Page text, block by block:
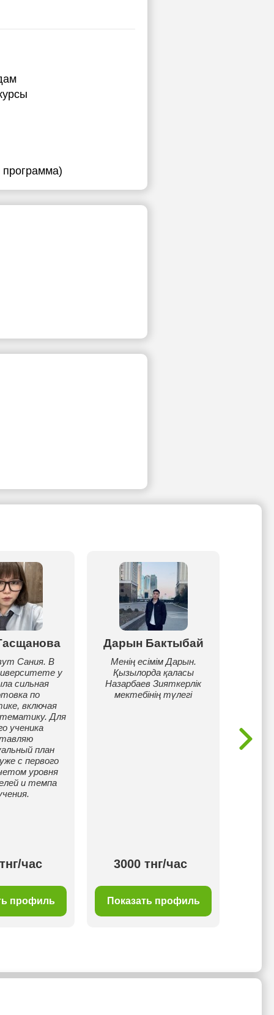
Сания. В
у
сильная
по
включая
Для
ученика
план
с первого
уровня
и темпа
час
профиль
Дарын Бактыбай
Менің есімім Дарын.
Қызылорда қаласы
Назарбаев Зияткерлік
мектебінің түлегі
3000 тнг/час
Показать профиль
сдать